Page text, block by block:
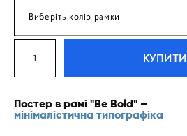
Виберіть колір рамки
КУПИТИ
Постер в рамі "Be Bold" –
мінімалістична типографіка